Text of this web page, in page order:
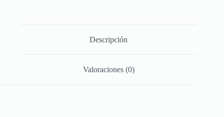
Descripción
Valoraciones (0)